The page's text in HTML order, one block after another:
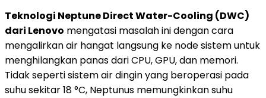
Teknologi Neptune Direct Water-Cooling (DWC)
dari Lenovo mengatasi masalah ini dengan cara
mengalirkan air hangat langsung ke node sistem untuk
menghilangkan panas dari CPU, GPU, dan memori.
Tidak seperti sistem air dingin yang beroperasi pada
suhu sekitar 18 °C, Neptunus memungkinkan suhu